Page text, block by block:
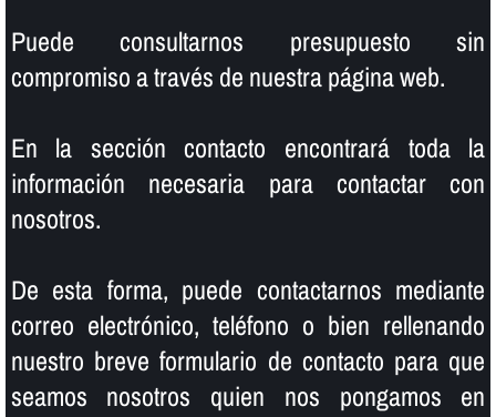
Puede consultarnos presupuesto sin
compromiso a través de nuestra página web.
En la sección contacto encontrará toda la
información necesaria para contactar con
nosotros.
De esta forma, puede contactarnos mediante
correo electrónico, teléfono o bien rellenando
nuestro breve formulario de contacto para que
seamos nosotros quien nos pongamos en